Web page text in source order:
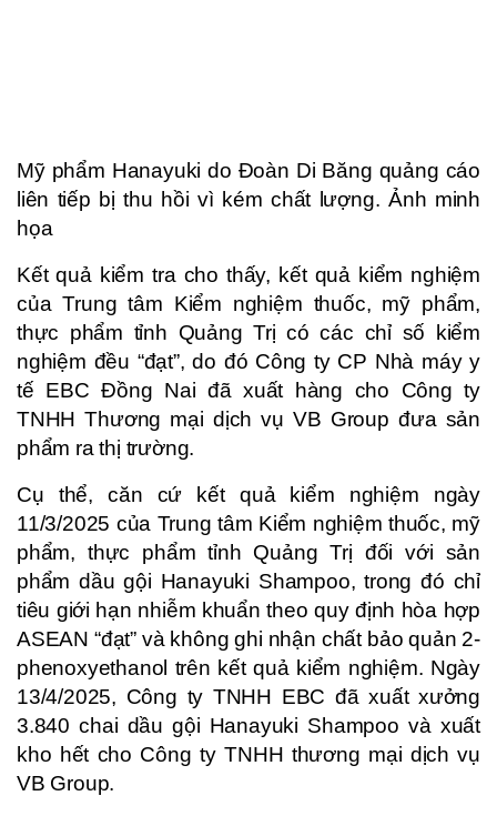
Mỹ phẩm Hanayuki do Đoàn Di Băng quảng cáo
liên tiếp bị thu hồi vì kém chất lượng. Ảnh minh
họa
Kết quả kiểm tra cho thấy, kết quả kiểm nghiệm
của Trung tâm Kiểm nghiệm thuốc, mỹ phẩm,
thực phẩm tỉnh Quảng Trị có các chỉ số kiểm
nghiệm đều “đạt”, do đó Công ty CP Nhà máy y
tế EBC Đồng Nai đã xuất hàng cho Công ty
TNHH Thương mại dịch vụ VB Group đưa sản
phẩm ra thị trường.
Cụ thể, căn cứ kết quả kiểm nghiệm ngày
11/3/2025 của Trung tâm Kiểm nghiệm thuốc, mỹ
phẩm, thực phẩm tỉnh Quảng Trị đối với sản
phẩm dầu gội Hanayuki Shampoo, trong đó chỉ
tiêu giới hạn nhiễm khuẩn theo quy định hòa hợp
ASEAN “đạt” và không ghi nhận chất bảo quản 2-
phenoxyethanol trên kết quả kiểm nghiệm. Ngày
13/4/2025, Công ty TNHH EBC đã xuất xưởng
3.840 chai dầu gội Hanayuki Shampoo và xuất
kho hết cho Công ty TNHH thương mại dịch vụ
VB Group.